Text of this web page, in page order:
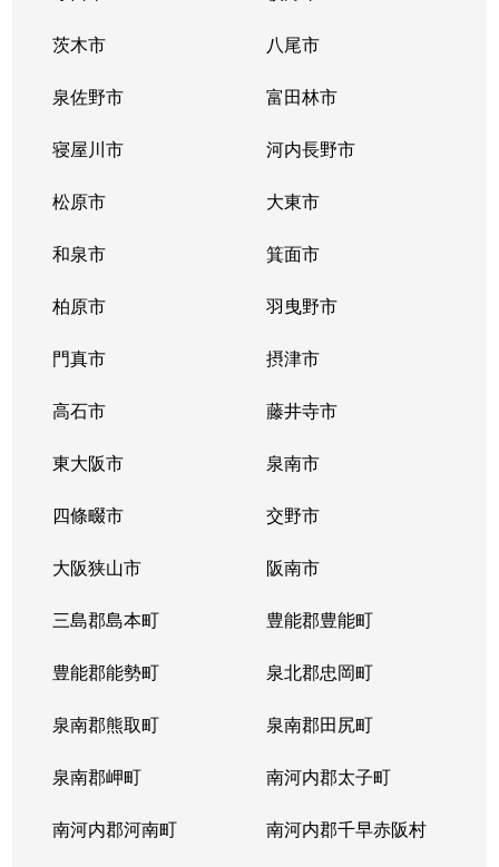
茨木市 八尾市
泉佐野市 富田林市
寝屋川市 河内長野市
松原市 大東市
和泉市 箕面市
柏原市 羽曳野市
門真市 摂津市
高石市 藤井寺市
東大阪市 泉南市
四條畷市 交野市
大阪狭山市 阪南市
三島郡島本町 豊能郡豊能町
豊能郡能勢町 泉北郡忠岡町
泉南郡熊取町 泉南郡田尻町
泉南郡岬町 南河内郡太子町
南河内郡河南町 南河内郡千早赤阪村